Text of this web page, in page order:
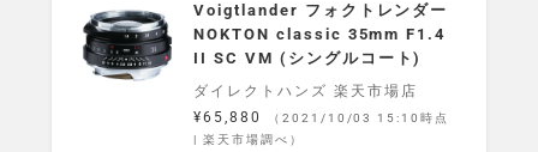
Voigtlander フォクトレンダー
NOKTON classic 35mm F1.4
II SC VM (シングルコート)
ダイレクトハンズ 楽天市場店
¥65,880
（2021/10/03 15:10時点
| 楽天市場調べ）